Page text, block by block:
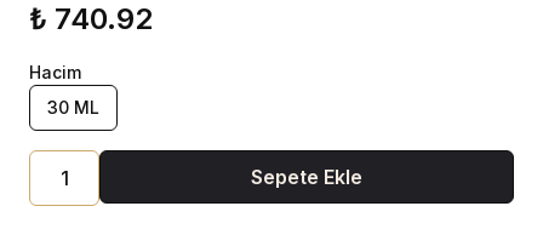
₺ 740.92
Hacim
30 ML
Sepete Ekle